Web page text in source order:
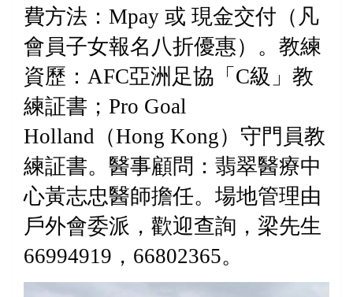
費方法： Mpay 或 現金交付（凡
會員子女報名八折優惠）。教練
資歷： AFC亞洲足協「 C級」教
練証書； Pro Goal
Holland （Hong Kong）守門員教
練証書。醫事顧問：翡翠醫療中
心黃志忠醫師擔任。場地管理由
戶外會委派，歡迎查詢，梁先生
66994919 ， 66802365。